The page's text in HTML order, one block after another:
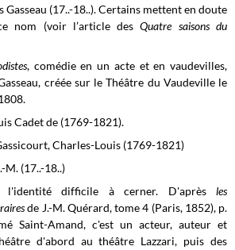
(17..-18..). Certains mettent en doute
nom (voir l’article desQuatre saisons du
, comédie en un acte et en vaudevilles,
créée sur leThéâtre du Vaudevillele
Cadet de (1769-1821).
Charles-Louis (1769-1821)
M. (17..-18..)
l'identité difficile à cerner. D'après les
de J.-M. Quérard, tome 4 (Paris, 1852), p.
Saint-Amand, c'est un acteur, auteur et
d'abord au théâtre Lazzari, puis des